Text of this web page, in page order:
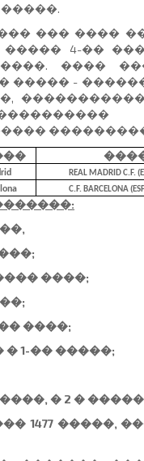
��� ����
4-��
����
����� -
REAL MADRID C.F.
C.F. BARCELONA
����;
����;
1-�� �����;
� 2 �
1477 �����,